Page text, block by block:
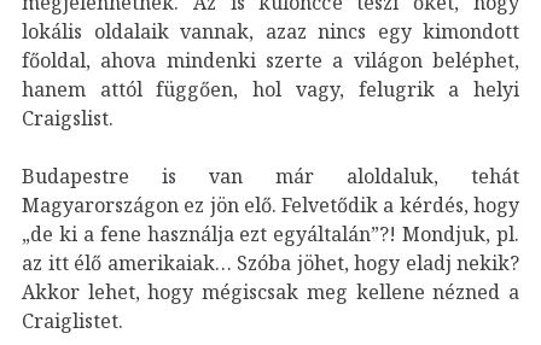
lokális oldalaik vannak, azaz nincs egy kimondott
főoldal, ahova mindenki szerte a világon beléphet,
hanem attól függően, hol vagy, felugrik a helyi
Craigslist.
Budapestre is van már aloldaluk, tehát
Magyarországon ez jön elő. Felvetődik a kérdés, hogy
„de ki a fene használja ezt egyáltalán”?! Mondjuk, pl.
az itt élő amerikaiak… Szóba jöhet, hogy eladj nekik?
Akkor lehet, hogy mégiscsak meg kellene nézned a
Craiglistet.